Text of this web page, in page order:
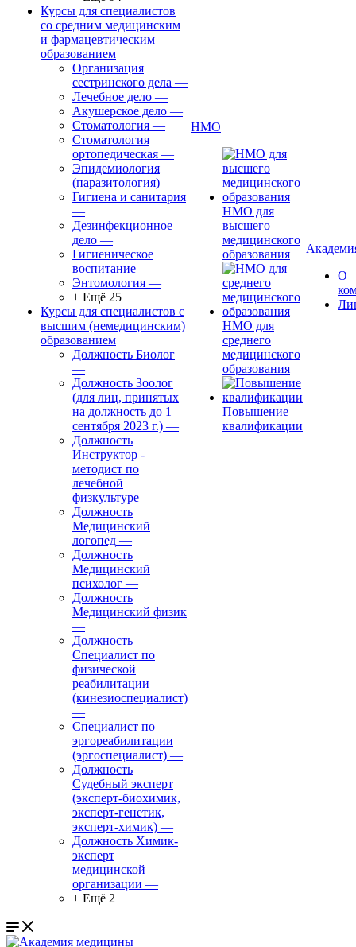
Курсы для специалистов
со средним медицинским
и фармацевтическим
образованием
Организация
сестринского дела —
Лечебное дело —
Акушерское дело —
Стоматология —
Стоматология
ортопедическая —
Эпидемиология
(паразитология) —
Гигиена и санитария
—
Дезинфекционное
дело —
Гигиеническое
воспитание —
Энтомология —
+ Ещё 25
Курсы для специалистов с
высшим (немедицинским)
образованием
Должность Биолог
—
Должность Зоолог
(для лиц, принятых
на должность до 1
сентября 2023 г.) —
Должность
Инструктор -
методист по
лечебной
физкультуре —
Должность
Медицинский
логопед —
Должность
Медицинский
психолог —
Должность
Медицинский физик
—
Должность
Специалист по
физической
реабилитации
(кинезиоспециалист)
—
Специалист по
эргореабилитации
(эргоспециалист) —
Должность
Судебный эксперт
(эксперт-биохимик,
эксперт-генетик,
эксперт-химик) —
Должность Химик-
эксперт
медицинской
организации —
+ Ещё 2
НМО
НМО для
высшего
медицинского
образования
НМО для
среднего
медицинского
образования
Повышение
квалификации
О